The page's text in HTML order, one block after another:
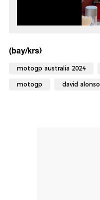
(bay/krs)
motogp australia 2024
motogp david alonso